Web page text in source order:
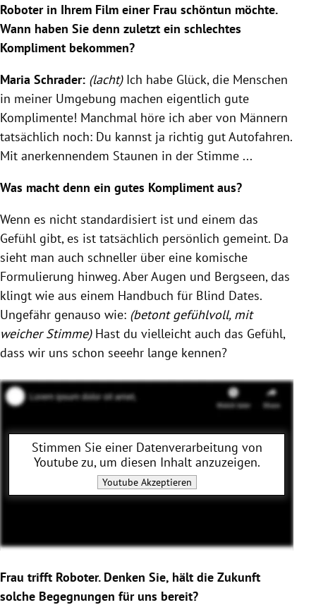
Roboter in Ihrem Film einer Frau schöntun möchte.
Wann haben Sie denn zuletzt ein schlechtes
Kompliment bekommen?
Maria Schrader: (lacht)Ich habe Glück, die Menschen
in meiner Umgebung machen eigentlich gute
Komplimente! Manchmal höre ich aber von Männern
tatsächlich noch: Du kannst ja richtig gut Autofahren.
Mit anerkennendem Staunen in der Stimme ...
Was macht denn ein gutes Kompliment aus?
Wenn es nicht standardisiert ist und einem das
Gefühl gibt, es ist tatsächlich persönlich gemeint. Da
sieht man auch schneller über eine komische
Formulierung hinweg. Aber Augen und Bergseen, das
klingt wie aus einem Handbuch für Blind Dates.
Ungefähr genauso wie: (betont gefühlvoll, mit
weicher Stimme)Hast du vielleicht auch das Gefühl,
dass wir uns schon seeehr lange kennen?
Stimmen Sie einer Datenverarbeitung von
Youtubezu, um diesen Inhalt anzuzeigen.
YoutubeAkzeptieren
Frau trifft Roboter. Denken Sie, hält die Zukunft
solche Begegnungen für uns bereit?